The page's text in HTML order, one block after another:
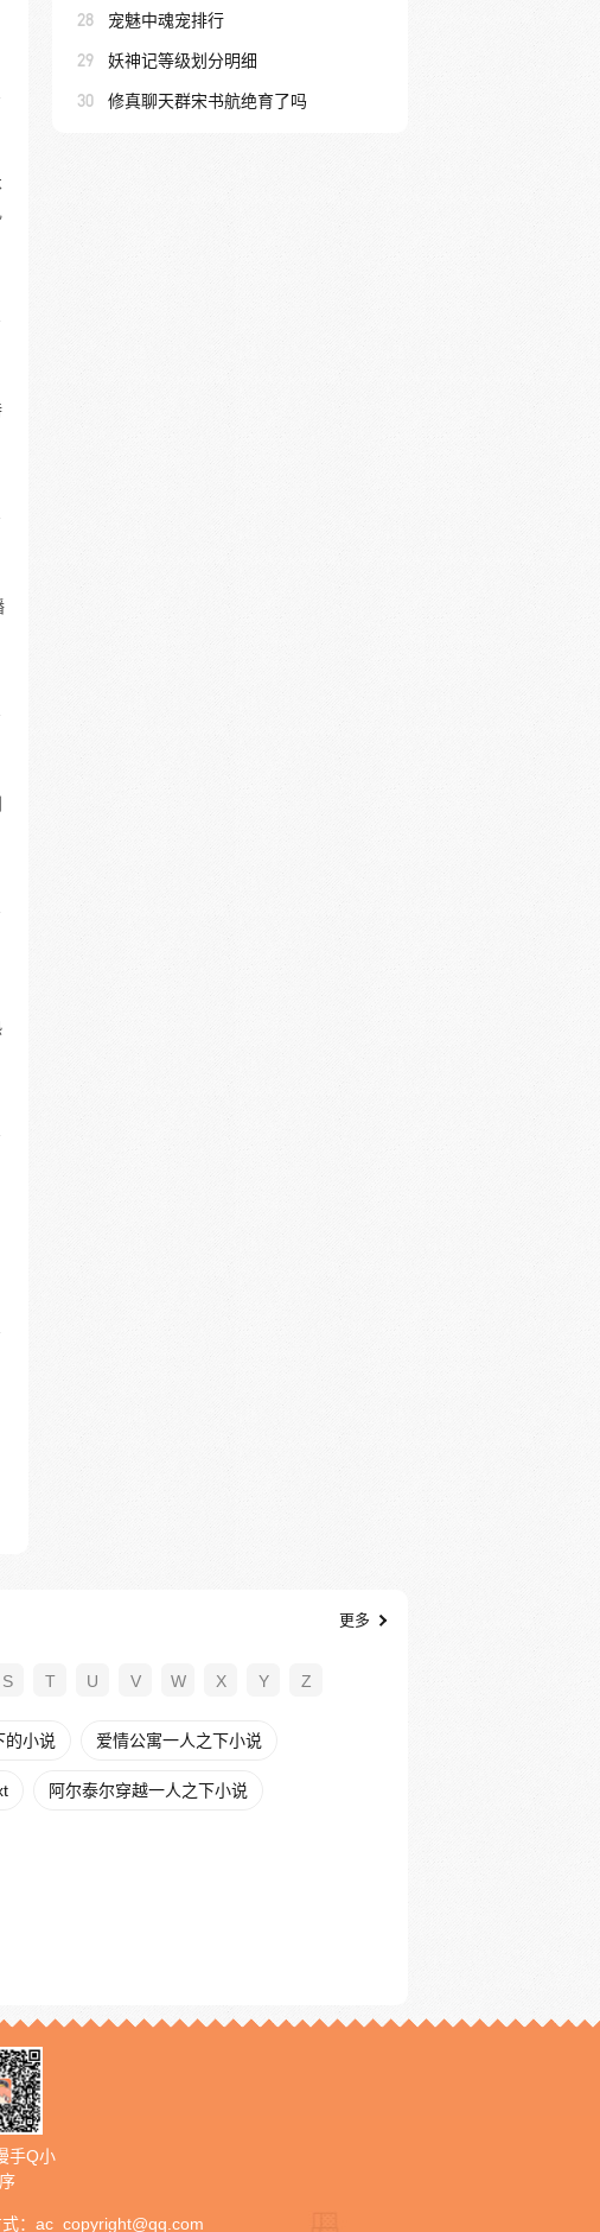
28 宠魅中魂宠排行
29 妖神记等级划分明细
30 修真聊天群宋书航绝育了吗
更多
S T U V W X Y Z
的小说 爱情公寓一人之下小说
阿尔泰尔穿越一人之下小说
手Q小
： ac_copyright@qq.com